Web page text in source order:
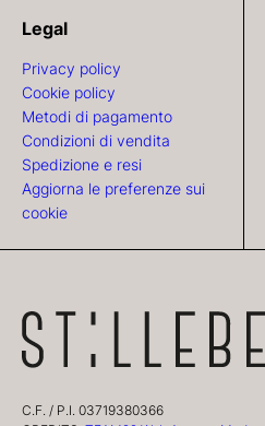
Legal
Privacy policy
Cookie policy
Metodi di pagamento
Condizioni di vendita
Spedizione e resi
Aggiorna le preferenze sui
cookie
C.F. / P.I. 03719380366